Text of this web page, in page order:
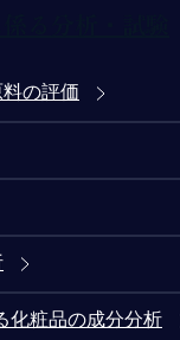
の評価
化粧品の成分分析